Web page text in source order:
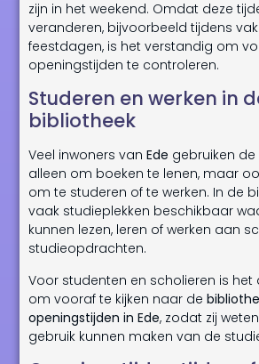
zijn in het weekend. Omdat deze
veranderen, bijvoorbeeld tijdens
feestdagen, is het verstandig om
openingstijden te controleren.
Studeren en werken in
bibliotheek
Veel inwoners vanEde gebruiken
alleen om boeken te lenen, maar
om te studeren of te werken. In de
vaak studieplekken beschikbaar
kunnen lezen, leren of werken aan
studieopdrachten.
Voor studenten en scholieren is
om vooraf te kijken naar de
openingstijden in Ede, zodat zij
gebruik kunnen maken van de